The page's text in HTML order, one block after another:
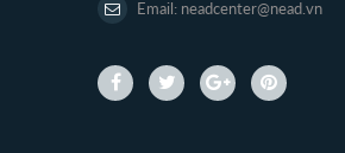
Email: neadcenter@nead.vn